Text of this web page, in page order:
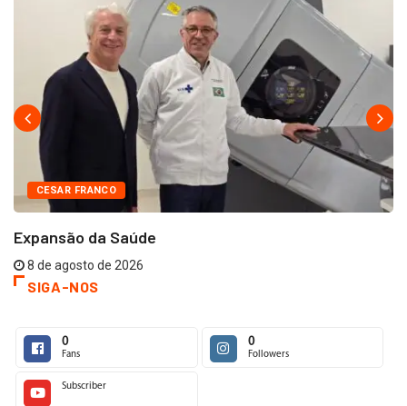
CESAR FRANCO
Expansão da Saúde
8 de agosto de 2026
SIGA-NOS
0
Fans
0
Followers
Subscriber